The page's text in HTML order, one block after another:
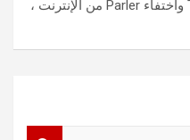
بعد حظر دونالد ترامب من Twitter واختفاء Parler من الإنترنت ،